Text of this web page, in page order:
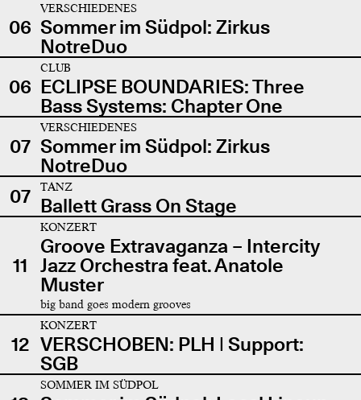
06
VERSCHIEDENES
Sommer im Südpol: Zirkus
NotreDuo
06
CLUB
ECLIPSE BOUNDARIES: Three
Bass Systems: Chapter One
07
VERSCHIEDENES
Sommer im Südpol: Zirkus
NotreDuo
07
TANZ
Ballett Grass On Stage
11
KONZERT
Groove Extravaganza – Intercity
Jazz Orchestra feat. Anatole
Muster
big band goes modern grooves
12
KONZERT
VERSCHOBEN: PLH | Support:
SGB
SOMMER IM SÜDPOL